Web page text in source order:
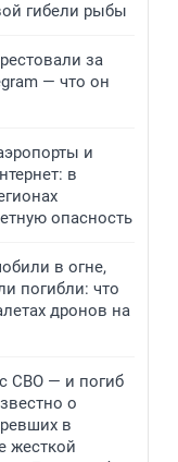
гибели рыбы
за
— что он
и
в
опасность
в огне,
погибли: что
дронов на
СВО — и погиб
о
в
жесткой